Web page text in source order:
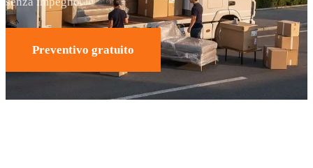
Preventivo gratuito